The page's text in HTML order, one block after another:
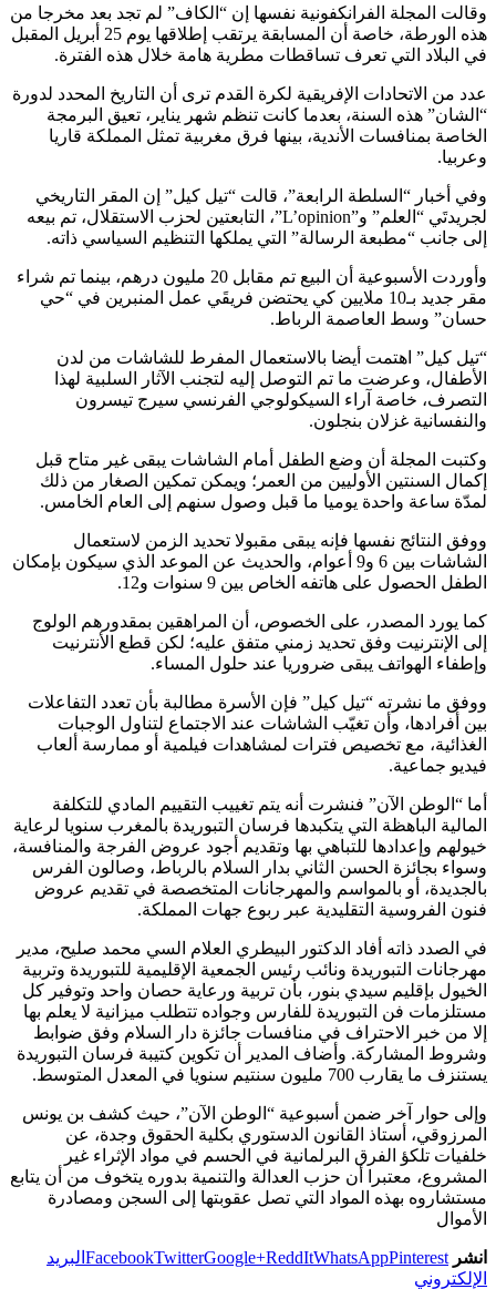
وقالت المجلة الفرانكفونية نفسها إن “الكاف” لم تجد بعد مخرجا من
هذه الورطة، خاصة أن المسابقة يرتقب إطلاقها يوم 25 أبريل المقبل
في البلاد التي تعرف تساقطات مطرية هامة خلال هذه الفترة.
عدد من الاتحادات الإفريقية لكرة القدم ترى أن التاريخ المحدد لدورة
“الشان” هذه السنة، بعدما كانت تنظم شهر يناير، تعيق البرمجة
الخاصة بمنافسات الأندية، بينها فرق مغربية تمثل المملكة قاريا
وعربيا.
وفي أخبار “السلطة الرابعة”، قالت “تيل كيل” إن المقر التاريخي
لجريدتَي “العلم” و”L’opinion”، التابعتين لحزب الاستقلال، تم بيعه
إلى جانب “مطبعة الرسالة” التي يملكها التنظيم السياسي ذاته.
وأوردت الأسبوعية أن البيع تم مقابل 20 مليون درهم، بينما تم شراء
مقر جديد بـ10 ملايين كي يحتضن فريقَي عمل المنبرين في “حي
حسان” وسط العاصمة الرباط.
“تيل كيل” اهتمت أيضا بالاستعمال المفرط للشاشات من لدن
الأطفال، وعرضت ما تم التوصل إليه لتجنب الآثار السلبية لهذا
التصرف، خاصة آراء السيكولوجي الفرنسي سيرج تيسرون
والنفسانية غزلان بنجلون.
وكتبت المجلة أن وضع الطفل أمام الشاشات يبقى غير متاح قبل
إكمال السنتين الأوليين من العمر؛ ويمكن تمكين الصغار من ذلك
لمدّة ساعة واحدة يوميا ما قبل وصول سنهم إلى العام الخامس.
ووفق النتائج نفسها فإنه يبقى مقبولا تحديد الزمن لاستعمال
الشاشات بين 6 و9 أعوام، والحديث عن الموعد الذي سيكون بإمكان
الطفل الحصول على هاتفه الخاص بين 9 سنوات و12.
كما يورد المصدر، على الخصوص، أن المراهقين بمقدورهم الولوج
إلى الإنترنيت وفق تحديد زمني متفق عليه؛ لكن قطع الأنترنيت
وإطفاء الهواتف يبقى ضروريا عند حلول المساء.
ووفق ما نشرته “تيل كيل” فإن الأسرة مطالبة بأن تعدد التفاعلات
بين أفرادها، وأن تغيّب الشاشات عند الاجتماع لتناول الوجبات
الغذائية، مع تخصيص فترات لمشاهدات فيلمية أو ممارسة ألعاب
فيديو جماعية.
أما “الوطن الآن” فنشرت أنه يتم تغييب التقييم المادي للتكلفة
المالية الباهظة التي يتكبدها فرسان التبوريدة بالمغرب سنويا لرعاية
خيولهم وإعدادها للتباهي بها وتقديم أجود عروض الفرجة والمنافسة،
وسواء بجائزة الحسن الثاني بدار السلام بالرباط، وصالون الفرس
بالجديدة، أو بالمواسم والمهرجانات المتخصصة في تقديم عروض
فنون الفروسية التقليدية عبر ربوع جهات المملكة.
في الصدد ذاته أفاد الدكتور البيطري العلام السي محمد صليح، مدير
مهرجانات التبوريدة ونائب رئيس الجمعية الإقليمية للتبوريدة وتربية
الخيول بإقليم سيدي بنور، بأن تربية ورعاية حصان واحد وتوفير كل
مستلزمات فن التبوريدة للفارس وجواده تتطلب ميزانية لا يعلم بها
إلا من خبر الاحتراف في منافسات جائزة دار السلام وفق ضوابط
وشروط المشاركة. وأضاف المدير أن تكوين كتيبة فرسان التبوريدة
يستنزف ما يقارب 700 مليون سنتيم سنويا في المعدل المتوسط.
وإلى حوار آخر ضمن أسبوعية “الوطن الآن”، حيث كشف بن يونس
المرزوقي، أستاذ القانون الدستوري بكلية الحقوق وجدة، عن
خلفيات تلكؤ الفرق البرلمانية في الحسم في مواد الإثراء غير
المشروع، معتبرا أن حزب العدالة والتنمية بدوره يتخوف من أن يتابع
مستشاروه بهذه المواد التي تصل عقوبتها إلى السجن ومصادرة
الأموال
انشر FacebookTwitterGoogle+ReddItWhatsAppPinterest
البريد
الإلكتروني